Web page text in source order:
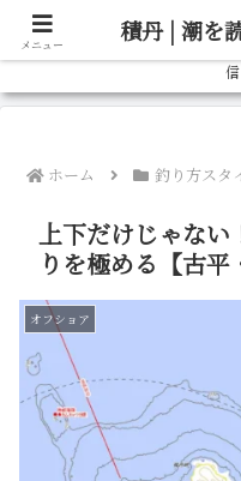
北海道の釣り情報ならブログ「
狙い方、おすすめタックルまで、
ホーム 釣り方スタ
上下だけじゃない
りを極める【古平
オフショア
メニュー 積丹 | 潮を